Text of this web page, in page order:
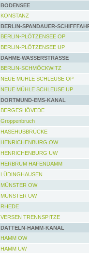
BODENSEE
KONSTANZ
BERLIN-SPANDAUER-
BERLIN-PLÖTZENSEE OP
BERLIN-PLÖTZENSEE UP
DAHME-WASSERSTRASSE
BERLIN-SCHMÖCKWITZ
NEUE MÜHLE SCHLEUSE OP
NEUE MÜHLE SCHLEUSE UP
DORTMUND-EMS-KANAL
BERGESHÖVEDE
Groppenbruch
HASEHUBBRÜCKE
HENRICHENBURG OW
HENRICHENBURG UW
HERBRUM HAFENDAMM
LÜDINGHAUSEN
MÜNSTER OW
MÜNSTER UW
RHEDE
VERSEN TRENNSPITZE
DATTELN-HAMM-KANAL
HAMM OW
HAMM UW